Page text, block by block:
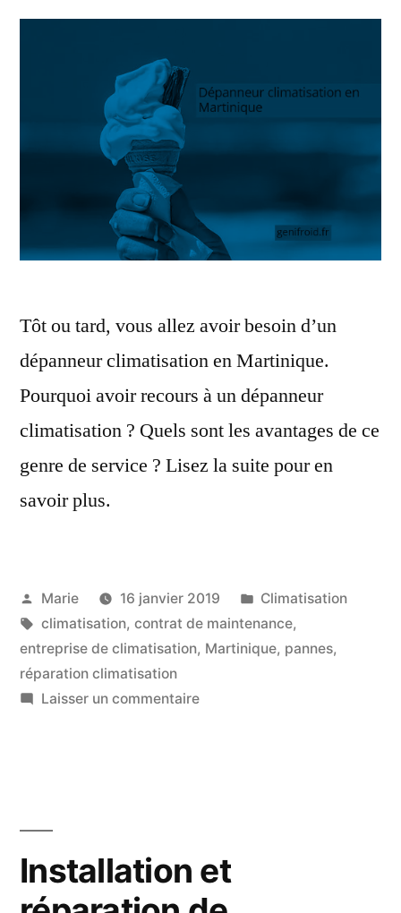
Tôt ou tard, vous allez avoir besoin d’un
dépanneur climatisation en Martinique.
Pourquoi avoir recours à un dépanneur
climatisation ? Quels sont les avantages de ce
genre de service ? Lisez la suite pour en
savoir plus.
Publié
par
Marie 16 janvier 2019
Publié
dans
Climatisation
Étiquettes :
climatisation, contrat de maintenance,
entreprise de climatisation, Martinique, pannes,
réparation climatisation
Laisser un commentairesur
Installation et